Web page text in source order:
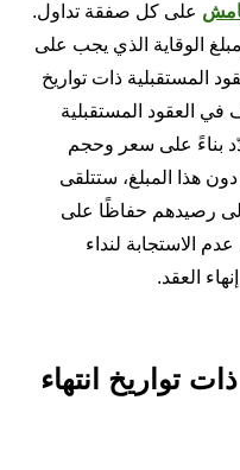
على كل صفقة تداول.
الوقاية الذي يجب على
المستقبلية ذات تواريخ
في العقود المستقبلية
بناءً على سعر وحجم
هذا المبلغ، ستتلقى
رصيدهم حفاظًا على
الاستجابة لنداء
العقد.
تواريخ انتهاء